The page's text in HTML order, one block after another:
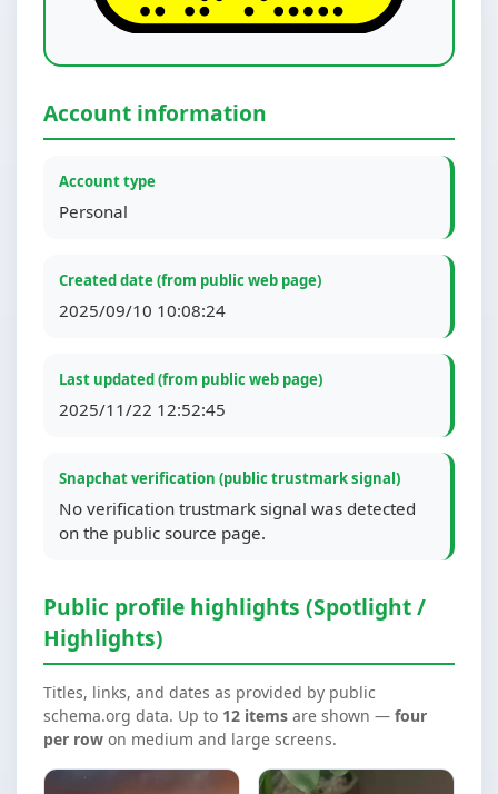
Account information
Account type
Personal
Created date (from public web page)
2025/09/10 10:08:24
Last updated (from public web page)
2025/11/22 12:52:45
Snapchat verification (public trustmark signal)
No verification trustmark signal was detected
on the public source page.
Public profile highlights (Spotlight /
Highlights)
Titles, links, and dates as provided by public
schema.org data. Up to 12 items are shown — four
per row on medium and large screens.